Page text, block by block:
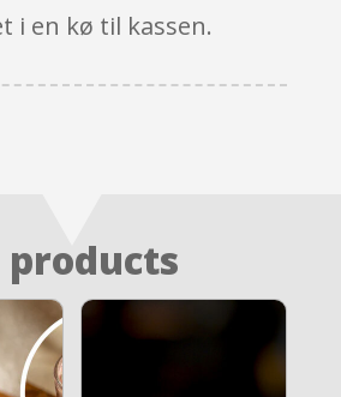
i en kø til kassen.
products